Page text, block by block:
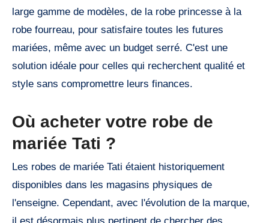
large gamme de modèles, de la robe princesse à la
robe fourreau, pour satisfaire toutes les futures
mariées, même avec un budget serré. C'est une
solution idéale pour celles qui recherchent qualité et
style sans compromettre leurs finances.
Où acheter votre robe de
mariée Tati ?
Les robes de mariée Tati étaient historiquement
disponibles dans les magasins physiques de
l'enseigne. Cependant, avec l'évolution de la marque,